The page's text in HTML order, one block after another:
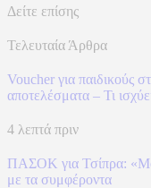
Δείτε επίσης
Τελευταία Άρθρα
Voucher για παιδικούς
αποτελέσματα – Τι
4 λεπτά πριν
ΠΑΣΟΚ για Τσίπρα:
με τα συμφέροντα